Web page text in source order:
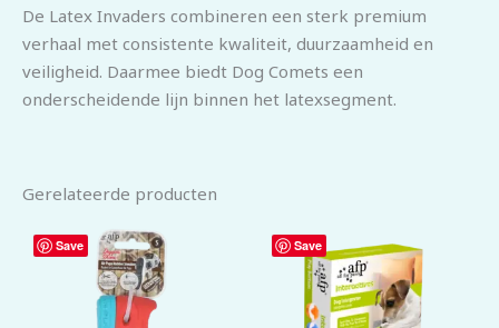
De Latex Invaders combineren een sterk premium
verhaal met consistente kwaliteit, duurzaamheid en
veiligheid. Daarmee biedt Dog Comets een
onderscheidende lijn binnen het latexsegment.
Gerelateerde producten
Save Save